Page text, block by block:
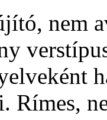
nem
Rímes,